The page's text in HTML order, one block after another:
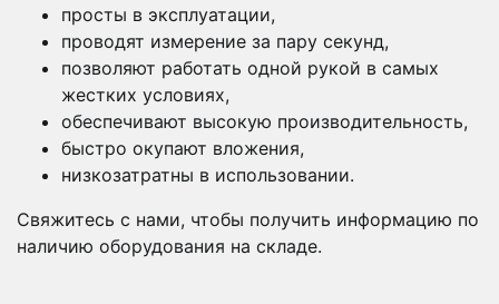
просты в эксплуатации,
проводят измерение за пару секунд,
позволяют работать одной рукой в самых
жестких условиях,
обеспечивают высокую производительность,
быстро окупают вложения,
низкозатратны в использовании.
Свяжитесь с нами, чтобы получить информацию по
наличию оборудования на складе.